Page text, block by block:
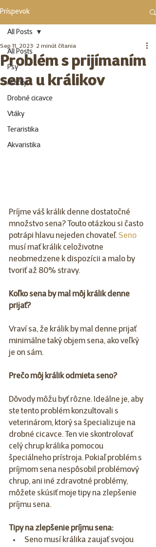
Príspevok
All Posts
Psy
Mačky
Drobné cicavce
Vtáky
Teraristika
Akvaristika
All Posts
Problém s prijímaním
sena u králikov
Sep 11, 2023 2 minút čítania
Príjme váš králik denne dostatočné
množstvo sena? Touto otázkou si často
potrápi hlavu nejeden chovateľ. Seno
musí mať králik celoživotne
neobmedzene k dispozícii a malo by
tvoriť až 80% stravy.
Koľko sena by mal môj králik denne
prijať?
Vraví sa, že králik by mal denne prijať
minimálne taký objem sena, ako veľký
je on sám.
Prečo môj králik odmieta seno?
Dôvody môžu byť rôzne. Ideálne je, aby
ste tento problém konzultovali s
veterinárom, ktorý sa špecializuje na
drobné cicavce. Ten vie skontrolovať
celý chrup králika pomocou
špeciálneho prístroja. Pokiaľ problém s
príjmom sena nespôsobil problémový
chrup, ani iné zdravotné problémy,
môžete skúsiť moje tipy na zlepšenie
príjmu sena.
Tipy na zlepšenie príjmu sena:
Seno musí králika zaujať svojou